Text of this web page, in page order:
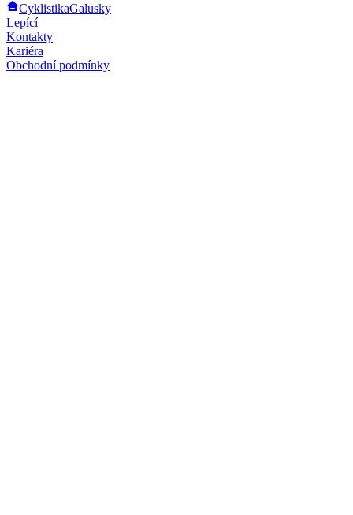
CyklistikaGalusky
Lepící
Kontakty
Kariéra
Obchodní podmínky